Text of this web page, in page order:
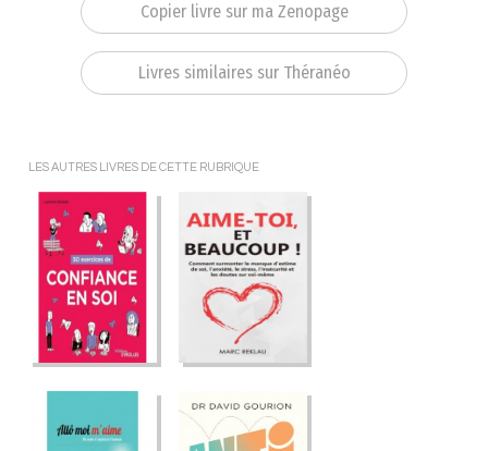
Copier livre sur ma Zenopage
Livres similaires sur Théranéo
LES AUTRES LIVRES DE CETTE RUBRIQUE